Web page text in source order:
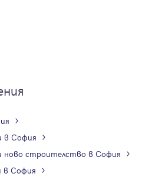
в София
строителство в София
в София